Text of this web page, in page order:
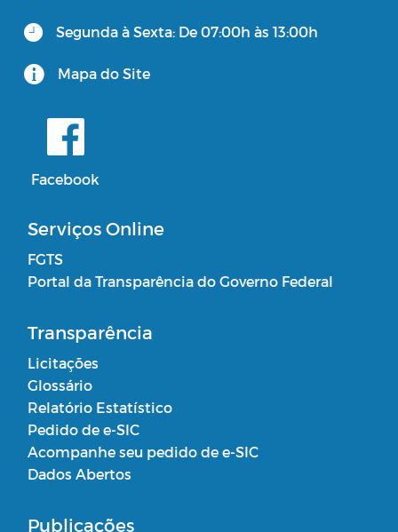
Consulta Pública Virtual - PPA e LOA
Segunda à Sexta: De 07:00h às 13:00h
Mapa do Site
Facebook
Serviços Online
FGTS
Portal da Transparência do Governo Federal
Transparência
Licitações
Glossário
Relatório Estatístico
Pedido de e-SIC
Acompanhe seu pedido de e-SIC
Dados Abertos
Publicações